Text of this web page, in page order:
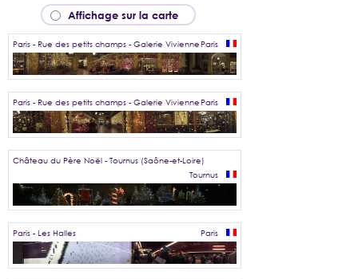
Affichage sur la carte
Paris - Rue des petits champs - Galerie VivienneParis
Paris - Rue des petits champs - Galerie VivienneParis
Château du Père Noël - Tournus (Saône-et-Loire)
Tournus
Paris - Les Halles Paris